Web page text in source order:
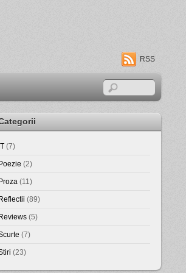
RSS
(7)
(2)
(11)
(89)
(5)
(7)
(23)